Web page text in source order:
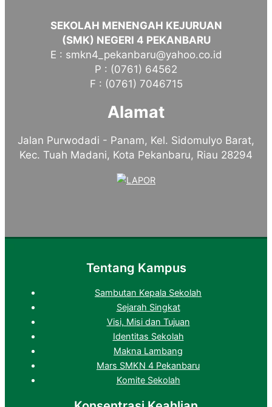
SEKOLAH MENENGAH KEJURUAN
(SMK) NEGERI 4 PEKANBARU
E : smkn4_pekanbaru@yahoo.co.id
P : (0761) 64562
F : (0761) 7046715
Alamat
Jalan Purwodadi - Panam, Kel. Sidomulyo Barat,
Kec. Tuah Madani, Kota Pekanbaru, Riau 28294
Tentang Kampus
Sambutan Kepala Sekolah
Sejarah Singkat
Visi, Misi dan Tujuan
Identitas Sekolah
Makna Lambang
Mars SMKN 4 Pekanbaru
Komite Sekolah